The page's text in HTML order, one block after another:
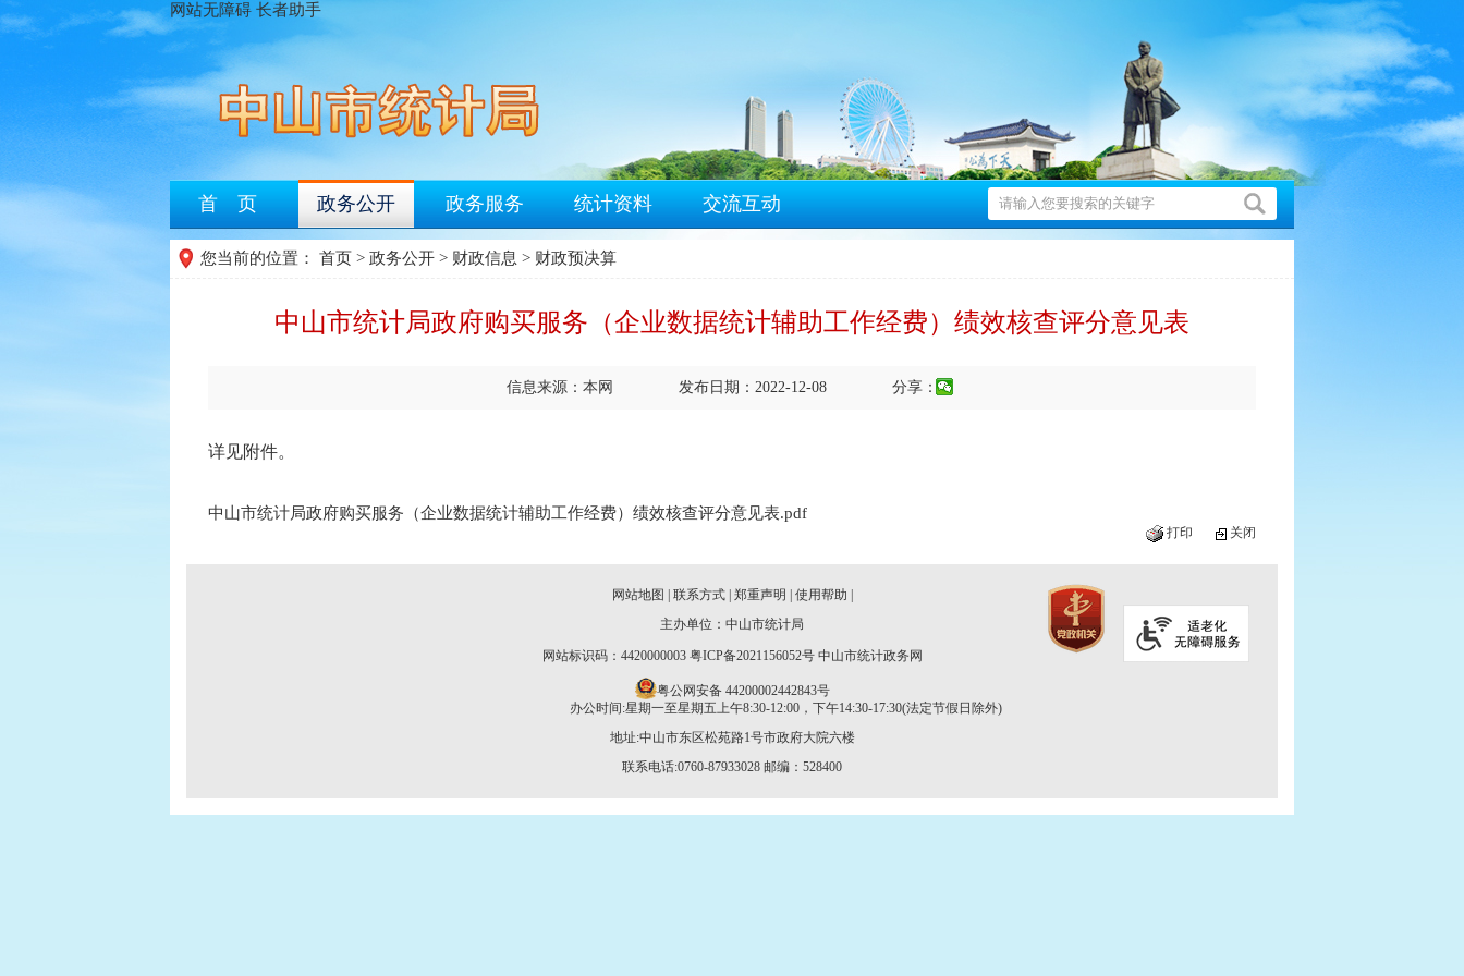
网站无障碍 长者助手
首 页 政务公开 政务服务 统计资料 交流互动
您当前的位置： 首页 > 政务公开 > 财政信息 > 财政预决算
中山市统计局政府购买服务（企业数据统计辅助工作经费）绩效核查评分意见表
信息来源：本网 发布日期：2022-12-08 分享：
详见附件。
中山市统计局政府购买服务（企业数据统计辅助工作经费）绩效核查评分意见表.pdf
打印 关闭
网站地图 联系方式 郑重声明 使用帮助
主办单位：中山市统计局
网站标识码：4420000003 粤ICP备2021156052号中山市统计政务网
粤公网安备 44200002442843号
办公时间:星期一至星期五上午8:30-12:00，下午14:30-17:30(法定节假日除外)
地址:中山市东区松苑路1号市政府大院六楼
联系电话:0760-87933028 邮编：528400